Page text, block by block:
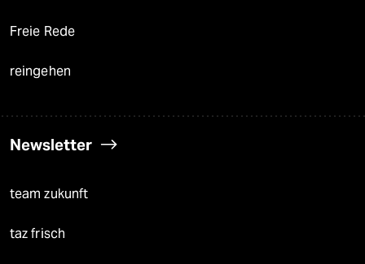
Freie Rede
reingehen
Newsletter
team zukunft
taz frisch